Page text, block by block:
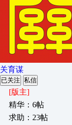
关育谋
已关注 私信
[版主]
精华：6帖
求助：23帖